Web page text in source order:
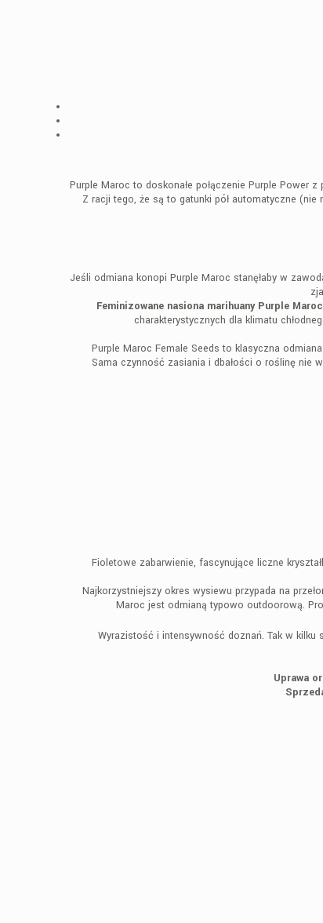
Purple Maroc to doskonałe połączenie Purple Power
Z racji tego, że są to gatunki pół automatyczne
Jeśli odmiana konopi Purple Maroc stanęłaby w
Feminizowane nasiona marihuany Purple Maroc
charakterystycznych dla klimatu
Purple Maroc Female Seeds to klasyczna
Sama czynność zasiania i dbałości o roślinę nie
Fioletowe zabarwienie, fascynujące liczne
Najkorzystniejszy okres wysiewu przypada na
Maroc jest odmianą typowo outdoorową.
Wyrazistość i intensywność doznań. Tak w kilku
Uprawa